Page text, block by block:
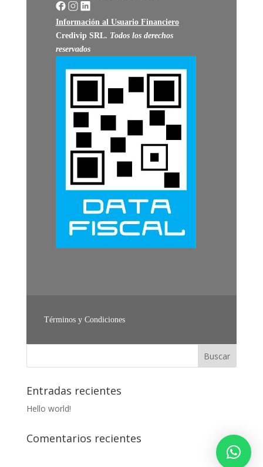
Información al Usuario Financiero
Credivip SRL. Todos los derechos
reservados
Términos y Condiciones
Entradas recientes
Hello world!
Comentarios recientes